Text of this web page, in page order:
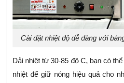
Cài đặt nhiệt độ dễ dàng với
Dải nhiệt từ 30-85 độ C, bạn có
nhiệt để giữ nóng hiệu quả cho